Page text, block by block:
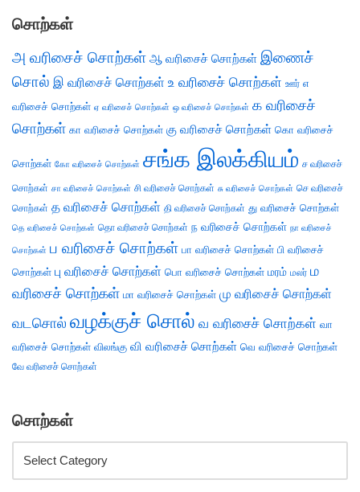
சொற்கள்
அ வரிசைச் சொற்கள் ஆ வரிசைச் சொற்கள் இணைச்
சொல் இ வரிசைச் சொற்கள் உ வரிசைச் சொற்கள் ஊர் எ
வரிசைச் சொற்கள் ஏ வரிசைச் சொற்கள் ஒ வரிசைச் சொற்கள் க வரிசைச்
சொற்கள் கா வரிசைச் சொற்கள் கு வரிசைச் சொற்கள் கொ வரிசைச்
சொற்கள் கோ வரிசைச் சொற்கள் சங்க இலக்கியம் ச வரிசைச்
சொற்கள் சா வரிசைச் சொற்கள் சி வரிசைச் சொற்கள் சு வரிசைச் சொற்கள் செ வரிசைச்
சொற்கள் த வரிசைச் சொற்கள் தி வரிசைச் சொற்கள் து வரிசைச் சொற்கள்
தெ வரிசைச் சொற்கள் தொ வரிசைச் சொற்கள் ந வரிசைச் சொற்கள் நா வரிசைச்
சொற்கள் ப வரிசைச் சொற்கள் பா வரிசைச் சொற்கள் பி வரிசைச்
சொற்கள் பு வரிசைச் சொற்கள் பொ வரிசைச் சொற்கள் மரம் மலர் ம
வரிசைச் சொற்கள் மா வரிசைச் சொற்கள் மு வரிசைச் சொற்கள்
வடசொல் வழக்குச் சொல் வ வரிசைச் சொற்கள் வா
வரிசைச் சொற்கள் விலங்கு வி வரிசைச் சொற்கள் வெ வரிசைச் சொற்கள்
வே வரிசைச் சொற்கள்
சொற்கள்